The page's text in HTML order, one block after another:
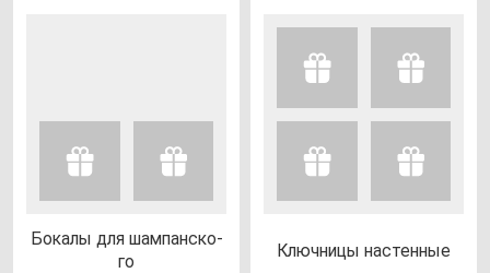
Бока­лы для шам­пан­ско­
го
Ключ­ни­цы нас­тен­ные